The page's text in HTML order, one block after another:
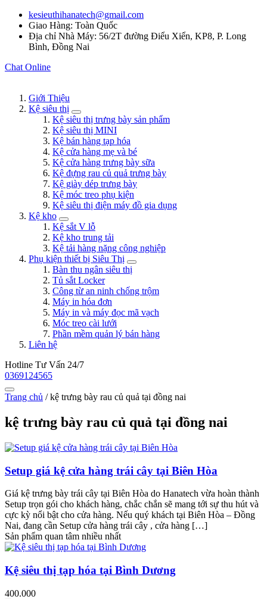
kesieuthihanatech@gmail.com
Giao Hàng: Toàn Quốc
Địa chỉ Nhà Máy: 56/2T đường Điểu Xiển, KP8, P. Long
Bình, Đồng Nai
Chat Online
Giới Thiệu
Kệ siêu thị
Kệ siêu thị trưng bày sản phẩm
Kệ siêu thị MINI
Kệ bán hàng tạp hóa
Kệ cửa hàng mẹ và bé
Kệ cửa hàng trưng bày sữa
Kệ đựng rau củ quả trưng bày
Kệ giày dép trưng bày
Kệ móc treo phụ kiện
Kệ siêu thị điện máy đồ gia dụng
Kệ kho
Kệ sắt V lỗ
Kệ kho trung tải
Kệ tải hàng nặng công nghiệp
Phụ kiện thiết bị Siêu Thị
Bàn thu ngân siêu thị
Tủ sắt Locker
Công từ an ninh chống trộm
Máy in hóa đơn
Máy in và máy đọc mã vạch
Móc treo cài lưới
Phần mềm quản lý bán hàng
Liên hệ
Hotline Tư Vấn 24/7
0369124565
Trang chủ /kệ trưng bày rau củ quả tại đồng nai
kệ trưng bày rau củ quả tại đồng nai
Setup giá kệ cửa hàng trái cây tại Biên Hòa
Giá kệ trưng bày trái cây tại Biên Hòa do Hanatech vừa hoàn thành
Setup trọn gói cho khách hàng, chắc chắn sẽ mang tới sự thu hút và
cực kỳ nổi bật cho cửa hàng. Nếu quý khách tại Biên Hòa – Đồng
Nai, đang cần Setup cửa hàng trái cây , cửa hàng […]
Sản phẩm quan tâm nhiều nhất
Kệ siêu thị tạp hóa tại Bình Dương
400.000